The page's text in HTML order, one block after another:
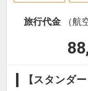
旅行代金
（
【スタンダ